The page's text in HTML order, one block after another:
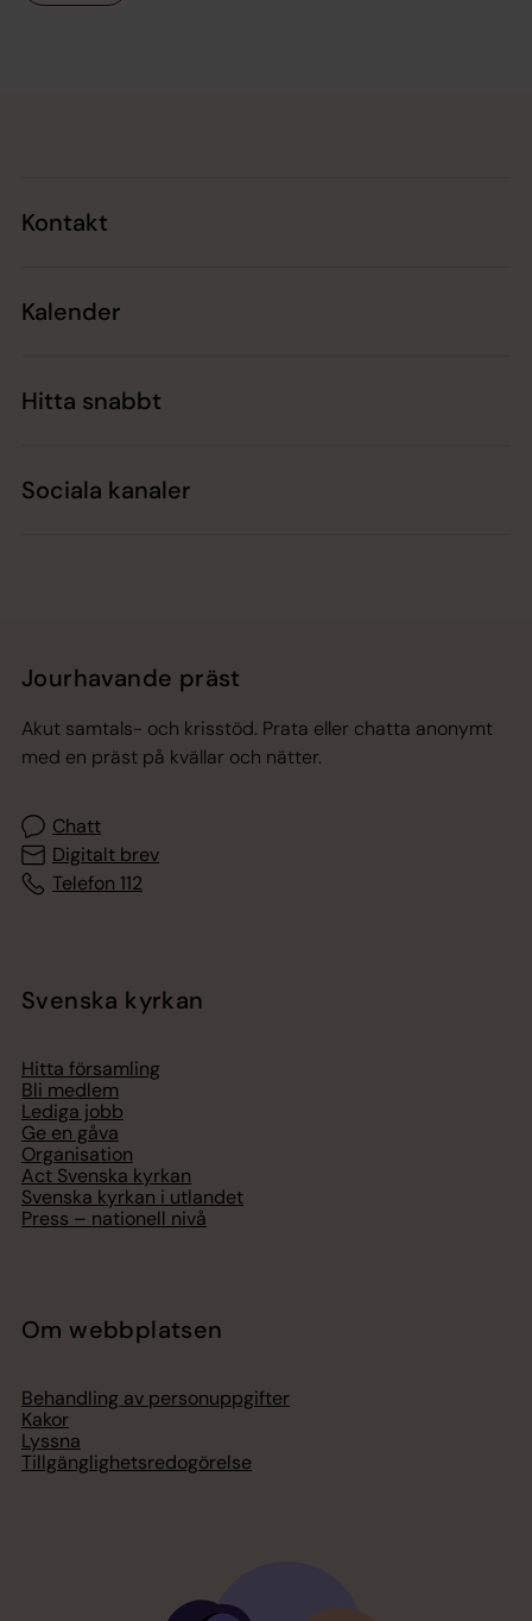
Kontakt
Kalender
Hitta snabbt
Sociala kanaler
Jourhavande präst
Akut samtals- och krisstöd. Prata eller chatta anonymt
med en präst på kvällar och nätter.
Chatt
Digitalt brev
Telefon 112
Svenska kyrkan
Hitta församling
Bli medlem
Lediga jobb
Ge en gåva
Organisation
Act Svenska kyrkan
Svenska kyrkan i utlandet
Press – nationell nivå
Om webbplatsen
Behandling av personuppgifter
Kakor
Lyssna
Tillgänglighetsredogörelse